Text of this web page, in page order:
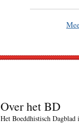
Over het BD
Het Boeddhistisch